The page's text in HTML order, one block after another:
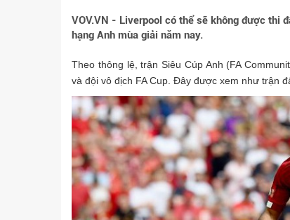
VOV.VN - Liverpool có thể sẽ không được thi
hạng Anh mùa giải năm nay.
Theo thông lệ, trận Siêu Cúp Anh (FA
và đội vô địch FA Cup. Đây được xem như trận